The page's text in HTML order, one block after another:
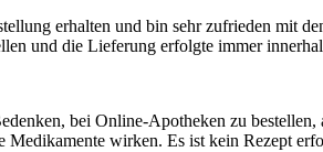
erhalten und bin sehr zufrieden mit
und die Lieferung erfolgte immer
bei Online-Apotheken zu
Medikamente wirken. Es ist kein Rezept